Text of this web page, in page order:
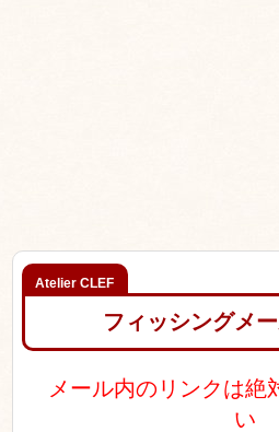
フィッシングメ
メール内のリンクは絶
い